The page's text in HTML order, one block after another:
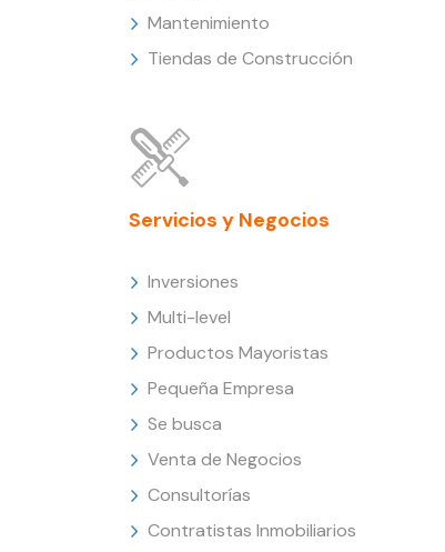
Mantenimiento
Tiendas de Construcción
Servicios y Negocios
Inversiones
Multi-level
Productos Mayoristas
Pequeña Empresa
Se busca
Venta de Negocios
Consultorías
Contratistas Inmobiliarios